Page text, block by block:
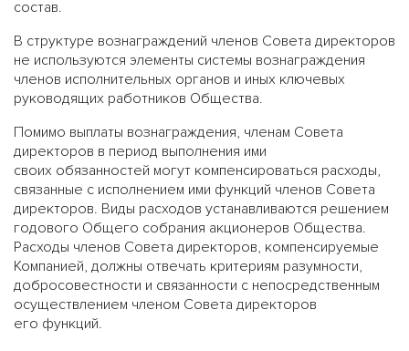
состав.
В структуре вознаграждений членов Совета директоров
не используются элементы системы вознаграждения
членов исполнительных органов и иных ключевых
руководящих работников Общества.
Помимо выплаты вознаграждения, членам Совета
директоров в период выполнения ими
своих обязанностей могут компенсироваться расходы,
связанные с исполнением ими функций членов Cовета
директоров. Виды расходов устанавливаются решением
годового Общего собрания акционеров Общества.
Расходы членов Совета директоров, компенсируемые
Компанией, должны отвечать критериям разумности,
добросовестности и связанности с непосредственным
осуществлением членом Совета директоров
его функций.